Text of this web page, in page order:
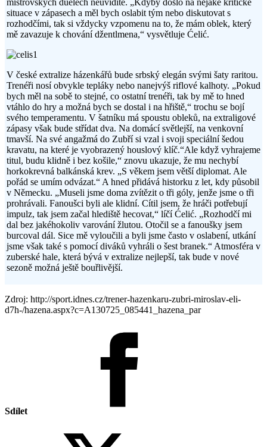
situace v zápasech a měl bych oslabit tým nebo diskutovat s
rozhodčími, tak si vždycky vzpomenu na to, že mám oblek, který
mě zavazuje k chování džentlmena,“ vysvětluje Ćelić.
V české extralize házenkářů bude srbský elegán svými šaty raritou.
Trenéři nosí obvykle tepláky nebo nanejvýš riflové kalhoty. „Pokud
bych měl na sobě to stejné, co ostatní trenéři, tak by mě to hned
vtáhlo do hry a možná bych se dostal i na hřiště,“ trochu se bojí
svého temperamentu. V šatníku má spoustu obleků, na extraligové
zápasy však bude střídat dva. Na domácí světlejší, na venkovní
tmavší. Na své angažmá do Zubří si vzal i svoji speciální šedou
kravatu, na které je vyobrazený houslový klíč.“Ale když vyhrajeme
titul, budu klidně i bez košile,“ znovu ukazuje, že mu nechybí
horkokrevná balkánská krev. „S věkem jsem větší diplomat. Ale
pořád se umím odvázat.“ A hned přidává historku z let, kdy působil
v Německu. „Museli jsme doma zvítězit o tři góly, jenže jsme o tři
prohrávali. Fanoušci byli ale klidní. Cítil jsem, že hráči potřebují
impulz, tak jsem začal hlediště hecovat,“ líčí Ćelić. „Rozhodčí mi
dal bez jakéhokoliv varování žlutou. Otočil se a fanoušky jsem
burcoval dál. Sice mě vyloučili a byli jsme často v oslabení, utkání
jsme však také s pomocí diváků vyhráli o šest branek.“ Atmosféra v
zuberské hale, která bývá v extralize nejlepší, tak bude v nové
sezoně možná ještě bouřlivější.
Zdroj: http://sport.idnes.cz/trener-hazenkaru-zubri-miroslav-eli-
d7h-/hazena.aspx?c=A130725_085441_hazena_par
Sdílet